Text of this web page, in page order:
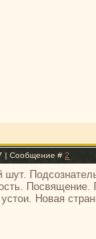
| Сообщение # 2
Посвящение.
Новая